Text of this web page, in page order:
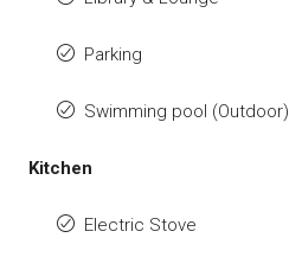
Parking
Swimming pool (Outdoor)
Kitchen
Electric Stove